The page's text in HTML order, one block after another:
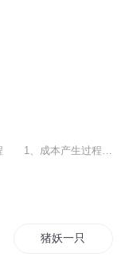
猪妖一只